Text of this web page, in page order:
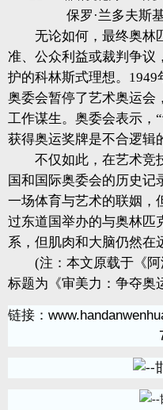
保罗·兰多夫斯
无论如何，最终奥林
准、公众利益或裁判争议
护的科林斯式理想。
奥委会暂停了艺术奥运会
工作谋生。奥委会表示，
获得奥运奖牌是不合逻辑
不仅如此，在艺术竞
国和国际奥委会的历史记
一场体育与艺术的联姻，
过东道国举办的与奥林匹
系，但肌肉和大脑仍然在
(注：本文原载于《阿
标题为《审美力：争夺奥
链接：